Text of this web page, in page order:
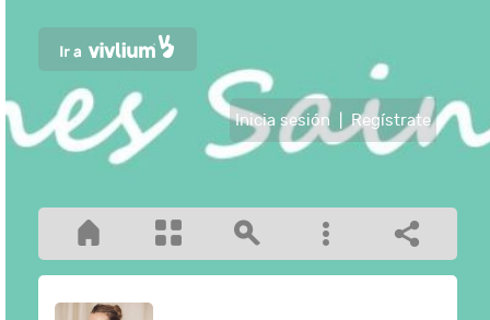
Inicia sesión Regístrate